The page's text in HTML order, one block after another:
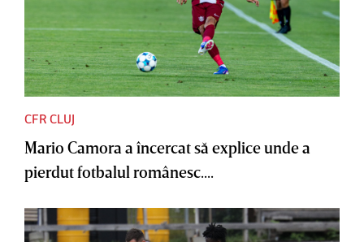
CFR CLUJ
Mario Camora a încercat să explice unde a
pierdut fotbalul românesc....